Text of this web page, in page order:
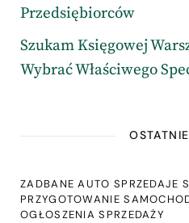
Przedsiębiorców
Szukam Księgowej
Wybrać Właściwego
ZADBANE AUTO SPRZEDAJE
PRZYGOTOWANIE
OGŁOSZENIA SPRZEDAŻY